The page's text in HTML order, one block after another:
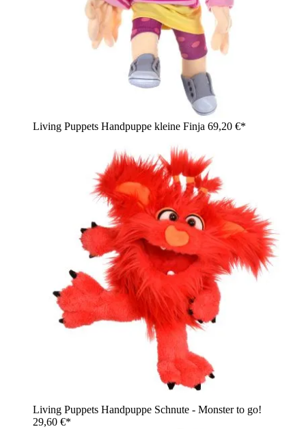
Living Puppets Handpuppe kleine Finja 69,20 €*
Living Puppets Handpuppe Schnute - Monster to go!
29,60 €*